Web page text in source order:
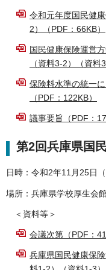
令和元年度国民健
2）（PDF：66KB）
国民健康保険運営
（資料3-2）（資料
保険料水準の統一
（PDF：122KB）
議事要旨（PDF：
第2回兵庫県国
日時：令和2年11月25日
場所：兵庫県学校厚生会
＜資料等＞
会議次第（PDF：
兵庫県国民健康保